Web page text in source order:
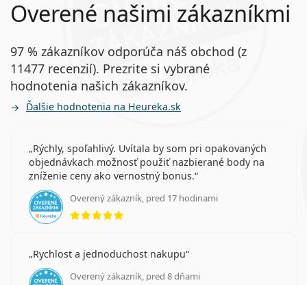
Hydrogélové a silikón-hydrogélové kontaktné
šošovky: ich výhody a nevýhody
Najčastejšie sa predáva s roztokom
Vantio Multi-
Purpose 360 ml s puzdrom.
Ide o zdravotnícku pomôcku. Pred použitím si
Overené našimi zákazníkmi
97 % zákazníkov odporúča náš obchod (z
11477 recenzií). Prezrite si vybrané
hodnotenia našich zákazníkov.
Ďalšie hodnotenia na Heureka.sk
Rýchly, spoľahlivý. Uvítala by som pri opakovaných
objednávkach možnosť použiť nazbierané body na
zníženie ceny ako vernostný bonus.
Overený zákazník, pred 17 hodinami
hodnotenie 5 z 5
Rychlost a jednoduchost nakupu
Overený zákazník, pred 8 dňami